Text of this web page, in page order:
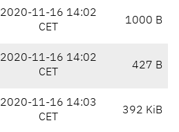
2020-11-16 14:02
CET
1000 B
2020-11-16 14:02
CET
427 B
2020-11-16 14:03
CET
392 KiB